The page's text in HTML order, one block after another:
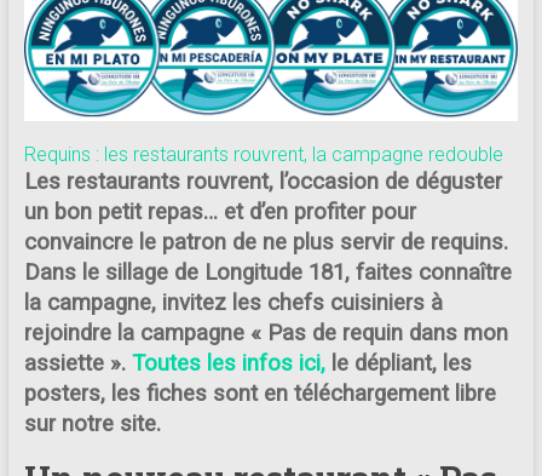
Requins : les restaurants rouvrent, la campagne redouble
Les restaurants rouvrent, l’occasion de déguster
un bon petit repas… et d’en profiter pour
convaincre le patron de ne plus servir de requins.
Dans le sillage de Longitude 181, faites connaître
la campagne, invitez les chefs cuisiniers à
rejoindre la campagne « Pas de requin dans mon
assiette ». Toutes les infos ici,le dépliant, les
posters, les fiches sont en téléchargement libre
sur notre site.